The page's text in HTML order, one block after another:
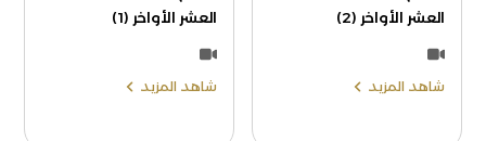
العشر الأواخر (2)
شاهد المزيد
العشر الأواخر (1)
شاهد المزيد